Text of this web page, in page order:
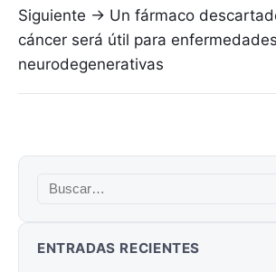
Siguiente → Un fármaco
cáncer será útil para enfermedades
neurodegenerativas
Buscar:
ENTRADAS RECIENTES